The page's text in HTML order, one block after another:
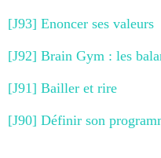
[J93] Enoncer ses valeurs
[J92] Brain Gym : les
[J91] Bailler et rire
[J90] Définir son